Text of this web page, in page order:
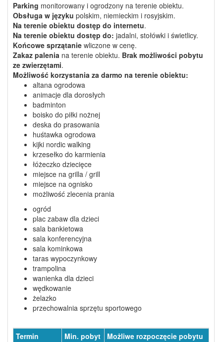
Parking monitorowany i ogrodzony na terenie obiektu.
Obsługa w języku polskim, niemieckim i rosyjskim.
Na terenie obiektu dostęp do internetu.
Na terenie obiektu dostęp do: jadalni, stołówki i świetlicy.
Końcowe sprzątanie wliczone w cenę.
Zakaz palenia na terenie obiektu. Brak możliwości pobytu
ze zwierzętami.
Możliwość korzystania za darmo na terenie obiektu:
altana ogrodowa
animacje dla dorosłych
badminton
boisko do piłki nożnej
deska do prasowania
huśtawka ogrodowa
kijki nordic walking
krzesełko do karmienia
łóżeczko dziecięce
miejsce na grilla / grill
miejsce na ognisko
możliwość zlecenia prania
ogród
plac zabaw dla dzieci
sala bankietowa
sala konferencyjna
sala kominkowa
taras wypoczynkowy
trampolina
wanienka dla dzieci
wędkowanie
żelazko
przechowalnia sprzętu sportowego
Termin Min. pobyt
Możliwe rozpoczęcie pobytu